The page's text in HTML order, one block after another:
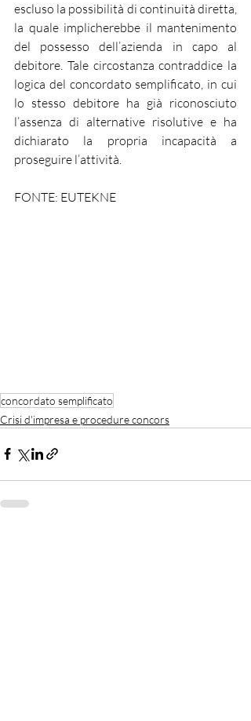
escluso la possibilità di continuità diretta,
la quale implicherebbe il mantenimento
del possesso dell’azienda in capo al
debitore. Tale circostanza contraddice la
logica del concordato semplificato, in cui
lo stesso debitore ha già riconosciuto
l’assenza di alternative risolutive e ha
dichiarato la propria incapacità a
proseguire l’attività.
FONTE: EUTEKNE
concordato semplificato
Crisi d'impresa e procedure concors